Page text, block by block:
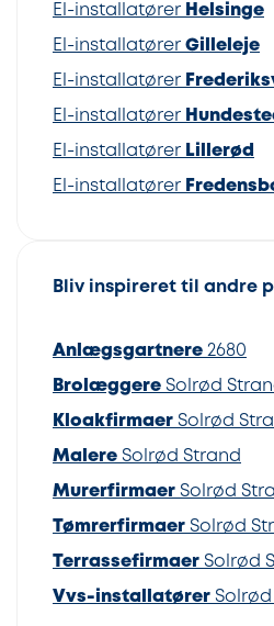
El-installatører Helsinge
El-installatører Gilleleje
El-installatører
El-installatører
El-installatører Lillerød
El-installatører
Bliv inspireret til andre
Anlægsgartnere 2680
Brolæggere Solrød
Kloakfirmaer Solrød
Malere Solrød Strand
Murerfirmaer Solrød
Tømrerfirmaer Solrød
Terrassefirmaer Solrød
Vvs-installatører Solrød